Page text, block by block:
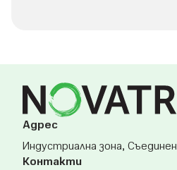
Адрес
Индустриална зона,
Контакти